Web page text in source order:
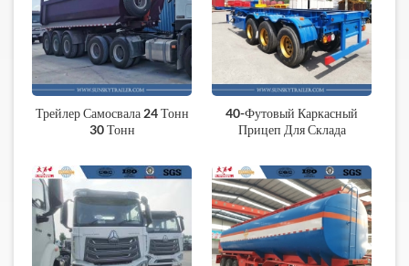
Трейлер Самосвала 24 Тонн
30 ​​тонн
40-Футовый Каркасный
Прицеп Для Склада